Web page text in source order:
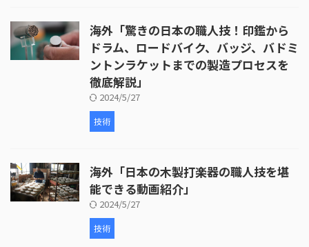
海外「驚きの日本の職人技！印鑑から
ドラム、ロードバイク、バッジ、バドミ
ントンラケットまでの製造プロセスを
徹底解説」
2024/5/27
技術
海外「日本の木製打楽器の職人技を堪
能できる動画紹介」
2024/5/27
技術